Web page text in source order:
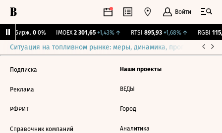
Войти
CNY Бирж. 0 0% IMOEX 2 301,65 +1,43%↑ RTSI 895,93 +1,68%↑ RGBI
Ситуация на топливном рынке: меры, динамика, прогнозы
Подписка
Реклама
РФРИТ
Справочник компаний
Наши проекты
ВЕДЫ
Город
Аналитика